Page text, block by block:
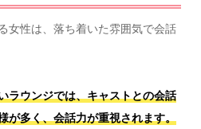
女性は、落ち着いた雰囲気で会話
ラウンジでは、キャストとの会話
が多く、会話力が重視されます。